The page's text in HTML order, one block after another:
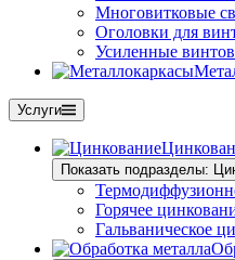
Многовитковые
Оголовки для
Усиленные
Услуги
Показать подразделы:
Горячее
Гальваническое